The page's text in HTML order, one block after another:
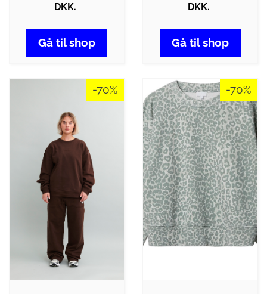
DKK.
Gå til shop
DKK.
Gå til shop
-70% -70%